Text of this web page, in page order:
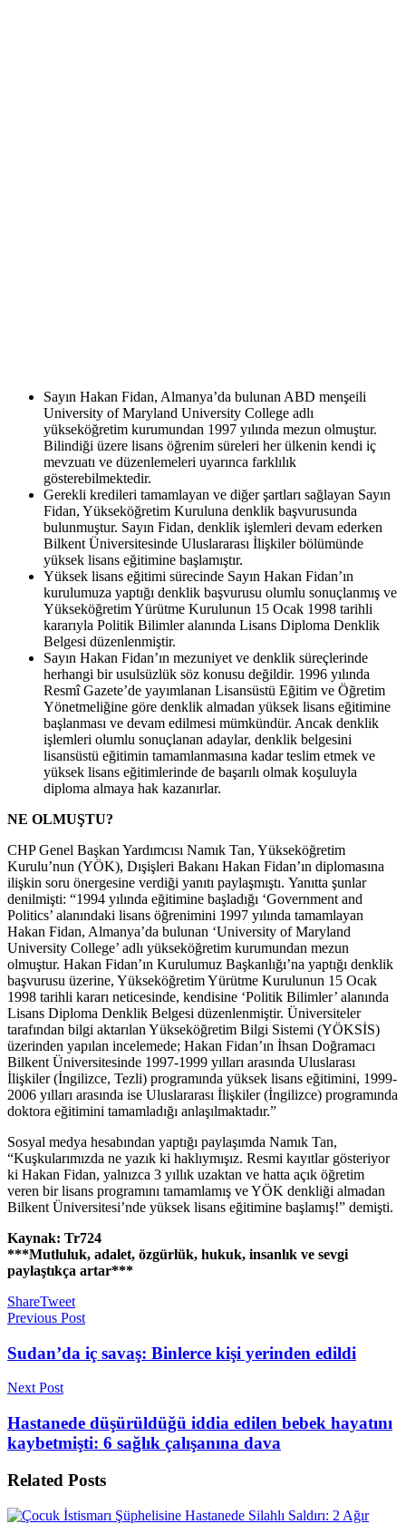
Sayın Hakan Fidan, Almanya’da bulunan ABD menşeili
University of Maryland University College adlı
yükseköğretim kurumundan 1997 yılında mezun olmuştur.
Bilindiği üzere lisans öğrenim süreleri her ülkenin kendi iç
mevzuatı ve düzenlemeleri uyarınca farklılık
gösterebilmektedir.
Gerekli kredileri tamamlayan ve diğer şartları sağlayan Sayın
Fidan, Yükseköğretim Kuruluna denklik başvurusunda
bulunmuştur. Sayın Fidan, denklik işlemleri devam ederken
Bilkent Üniversitesinde Uluslararası İlişkiler bölümünde
yüksek lisans eğitimine başlamıştır.
Yüksek lisans eğitimi sürecinde Sayın Hakan Fidan’ın
kurulumuza yaptığı denklik başvurusu olumlu sonuçlanmış ve
Yükseköğretim Yürütme Kurulunun 15 Ocak 1998 tarihli
kararıyla Politik Bilimler alanında Lisans Diploma Denklik
Belgesi düzenlenmiştir.
Sayın Hakan Fidan’ın mezuniyet ve denklik süreçlerinde
herhangi bir usulsüzlük söz konusu değildir. 1996 yılında
Resmî Gazete’de yayımlanan Lisansüstü Eğitim ve Öğretim
Yönetmeliğine göre denklik almadan yüksek lisans eğitimine
başlanması ve devam edilmesi mümkündür. Ancak denklik
işlemleri olumlu sonuçlanan adaylar, denklik belgesini
lisansüstü eğitimin tamamlanmasına kadar teslim etmek ve
yüksek lisans eğitimlerinde de başarılı olmak koşuluyla
diploma almaya hak kazanırlar.
NE OLMUŞTU?
CHP Genel Başkan Yardımcısı Namık Tan, Yükseköğretim
Kurulu’nun (YÖK), Dışişleri Bakanı Hakan Fidan’ın diplomasına
ilişkin soru önergesine verdiği yanıtı paylaşmıştı. Yanıtta şunlar
denilmişti: “1994 yılında eğitimine başladığı ‘Government and
Politics’ alanındaki lisans öğrenimini 1997 yılında tamamlayan
Hakan Fidan, Almanya’da bulunan ‘University of Maryland
University College’ adlı yükseköğretim kurumundan mezun
olmuştur. Hakan Fidan’ın Kurulumuz Başkanlığı’na yaptığı denklik
başvurusu üzerine, Yükseköğretim Yürütme Kurulunun 15 Ocak
1998 tarihli kararı neticesinde, kendisine ‘Politik Bilimler’ alanında
Lisans Diploma Denklik Belgesi düzenlenmiştir. Üniversiteler
tarafından bilgi aktarılan Yükseköğretim Bilgi Sistemi (YÖKSİS)
üzerinden yapılan incelemede; Hakan Fidan’ın İhsan Doğramacı
Bilkent Üniversitesinde 1997-1999 yılları arasında Uluslarası
İlişkiler (İngilizce, Tezli) programında yüksek lisans eğitimini, 1999-
2006 yılları arasında ise Uluslararası İlişkiler (İngilizce) programında
doktora eğitimini tamamladığı anlaşılmaktadır.”
Sosyal medya hesabından yaptığı paylaşımda Namık Tan,
“Kuşkularımızda ne yazık ki haklıymışız. Resmi kayıtlar gösteriyor
ki Hakan Fidan, yalnızca 3 yıllık uzaktan ve hatta açık öğretim
veren bir lisans programını tamamlamış ve YÖK denkliği almadan
Bilkent Üniversitesi’nde yüksek lisans eğitimine başlamış!” demişti.
Kaynak: Tr724
***Mutluluk, adalet, özgürlük, hukuk, insanlık ve sevgi
paylaştıkça artar***
ShareTweet
Previous Post
Sudan’da iç savaş: Binlerce kişi yerinden edildi
Next Post
Hastanede düşürüldüğü iddia edilen bebek hayatını
kaybetmişti: 6 sağlık çalışanına dava
Related Posts